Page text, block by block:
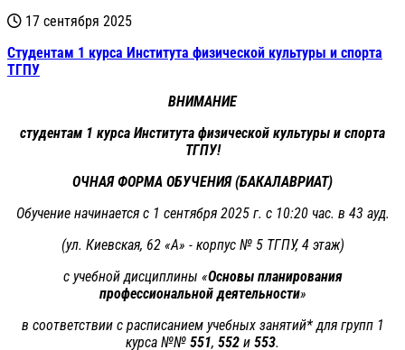
17 сентября 2025
Cтудентам 1 курса Института физической культуры и спорта
ТГПУ
ВНИМАНИЕ
студентам 1 курса Института физической культуры и спорта
ТГПУ!
ОЧНАЯ ФОРМА ОБУЧЕНИЯ (БАКАЛАВРИАТ)
Обучение начинается с 1 сентября 2025 г. с 10:20 час. в 43 ауд.
(ул. Киевская, 62 «А» - корпус № 5 ТГПУ, 4 этаж)
с учебной дисциплины «Основы планирования
профессиональной деятельности»
в соответствии с расписанием учебных занятий* для групп 1
курса №№ 551, 552 и 553.